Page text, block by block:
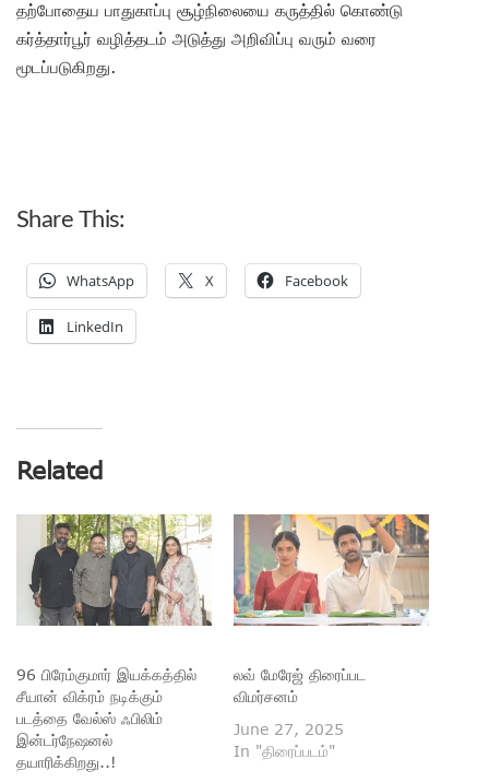
தற்போதைய பாதுகாப்பு சூழ்நிலையை கருத்தில் கொண்டு
கர்த்தார்பூர் வழித்தடம் அடுத்து அறிவிப்பு வரும் வரை
மூடப்படுகிறது.
Share This:
WhatsApp X Facebook
LinkedIn
Related
96 பிரேம்குமார் இயக்கத்தில்
சீயான் விக்ரம் நடிக்கும்
படத்தை வேல்ஸ் ஃபிலிம்
இன்டர்நேஷனல்
தயாரிக்கிறது..!
லவ் மேரேஜ் திரைப்பட
விமர்சனம்
June 27, 2025
In "திரைப்படம்"